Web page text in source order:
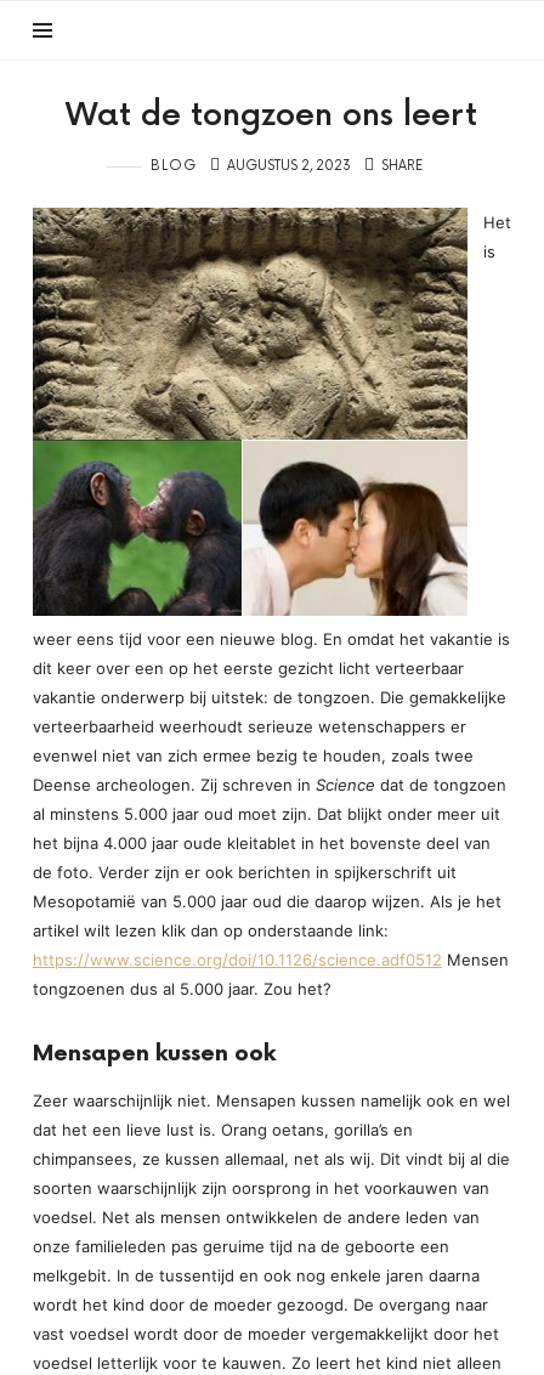
Wat de tongzoen ons leert
BLOG AUGUSTUS 2, 2023 SHARE
Het
is
weer eens tijd voor een nieuwe blog. En omdat het vakantie is
dit keer over een op het eerste gezicht licht verteerbaar
vakantie onderwerp bij uitstek: de tongzoen. Die gemakkelijke
verteerbaarheid weerhoudt serieuze wetenschappers er
evenwel niet van zich ermee bezig te houden, zoals twee
Deense archeologen. Zij schreven in Science dat de tongzoen
al minstens 5.000 jaar oud moet zijn. Dat blijkt onder meer uit
het bijna 4.000 jaar oude kleitablet in het bovenste deel van
de foto. Verder zijn er ook berichten in spijkerschrift uit
Mesopotamië van 5.000 jaar oud die daarop wijzen. Als je het
artikel wilt lezen klik dan op onderstaande link:
https://www.science.org/doi/10.1126/science.adf0512 Mensen
tongzoenen dus al 5.000 jaar. Zou het?
Mensapen kussen ook
Zeer waarschijnlijk niet. Mensapen kussen namelijk ook en wel
dat het een lieve lust is. Orang oetans, gorilla’s en
chimpansees, ze kussen allemaal, net als wij. Dit vindt bij al die
soorten waarschijnlijk zijn oorsprong in het voorkauwen van
voedsel. Net als mensen ontwikkelen de andere leden van
onze familieleden pas geruime tijd na de geboorte een
melkgebit. In de tussentijd en ook nog enkele jaren daarna
wordt het kind door de moeder gezoogd. De overgang naar
vast voedsel wordt door de moeder vergemakkelijkt door het
voedsel letterlijk voor te kauwen. Zo leert het kind niet alleen